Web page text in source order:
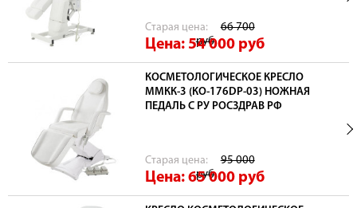
Cтарая цена:
66 700
руб
Цена: 54 000 руб
КОСМЕТОЛОГИЧЕСКОЕ КРЕСЛО
ММКК-3 (КО-176DP-03) НОЖНАЯ
ПЕДАЛЬ С РУ РОСЗДРАВ РФ
Cтарая цена:
95 000
руб
Цена: 65 000 руб